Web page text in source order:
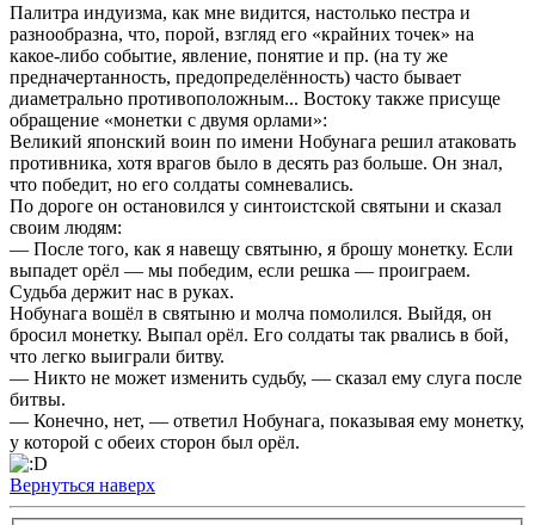
Палитра индуизма, как мне видится, настолько пестра и
разнообразна, что, порой, взгляд его «крайних точек» на
какое-либо событие, явление, понятие и пр. (на ту же
предначертанность, предопределённость) часто бывает
диаметрально противоположным... Востоку также присуще
обращение «монетки с двумя орлами»:
Великий японский воин по имени Нобунага решил атаковать
противника, хотя врагов было в десять раз больше. Он знал,
что победит, но его солдаты сомневались.
По дороге он остановился у синтоистской святыни и сказал
своим людям:
— После того, как я навещу святыню, я брошу монетку. Если
выпадет орёл — мы победим, если решка — проиграем.
Судьба держит нас в руках.
Нобунага вошёл в святыню и молча помолился. Выйдя, он
бросил монетку. Выпал орёл. Его солдаты так рвались в бой,
что легко выиграли битву.
— Никто не может изменить судьбу, — сказал ему слуга после
битвы.
— Конечно, нет, — ответил Нобунага, показывая ему монетку,
у которой с обеих сторон был орёл.
Вернуться наверх